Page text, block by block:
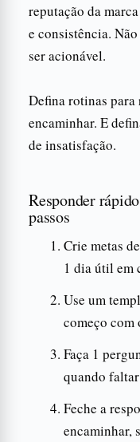
reputação da
e consistência.
ser acionável.
Defina rotinas para
encaminhar. E
de insatisfação.
Responder
passos
Crie metas
1 dia útil em
Use um
começo com
Faça 1
quando
Feche a
encaminhar,